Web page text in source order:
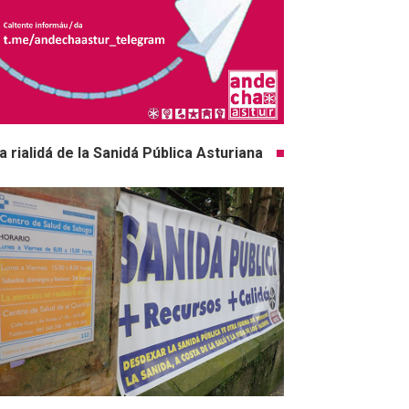
rialidá de la Sanidá Pública Asturiana